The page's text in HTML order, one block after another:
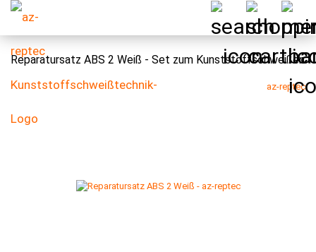
Reparatursatz ABS 2 Weiß - Set zum Kunststoffschweißen
az-reptec